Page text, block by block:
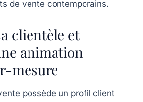
de vente contemporains.
clientèle et
animation
mesure
possède un profil client